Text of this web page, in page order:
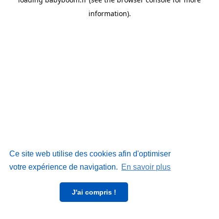
Ce site web utilise des cookies afin d'optimiser
votre expérience de navigation. En savoir plus
J'ai compris !
information).